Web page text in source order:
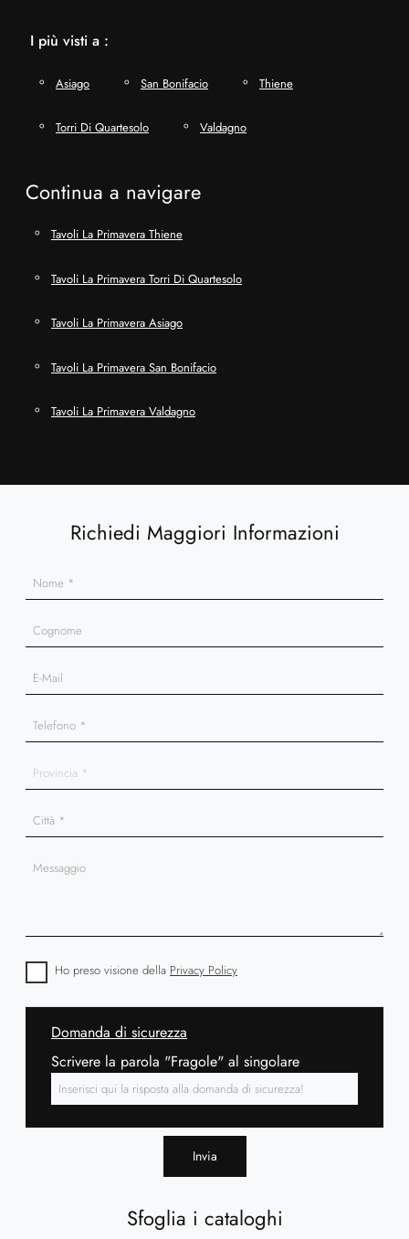
I più visti a :
Asiago San Bonifacio Thiene
Torri Di Quartesolo Valdagno
Continua a navigare
Tavoli La Primavera Thiene
Tavoli La Primavera Torri Di Quartesolo
Tavoli La Primavera Asiago
Tavoli La Primavera San Bonifacio
Tavoli La Primavera Valdagno
Sfoglia i cataloghi
Richiedi Maggiori Informazioni
Ho preso visione della Privacy Policy
Domanda di sicurezza
Scrivere la parola "Fragole" al singolare
Invia